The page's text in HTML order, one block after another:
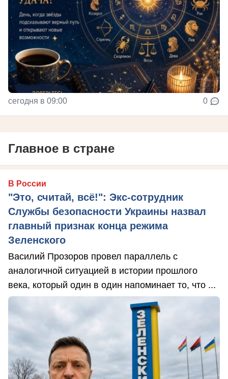
сегодня в 09:00 0
Главное в стране
В России
"Это, считай, всё!": Экс-сотрудник
Службы безопасности Украины назвал
главный признак конца режима
Зеленского
Василий Прозоров провел параллель с
аналогичной ситуацией в истории прошлого
века, который один в один напоминает то, что ...